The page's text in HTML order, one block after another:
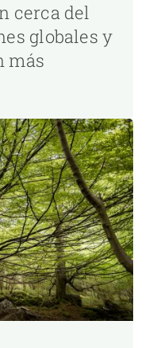
cerca del
globales y
más